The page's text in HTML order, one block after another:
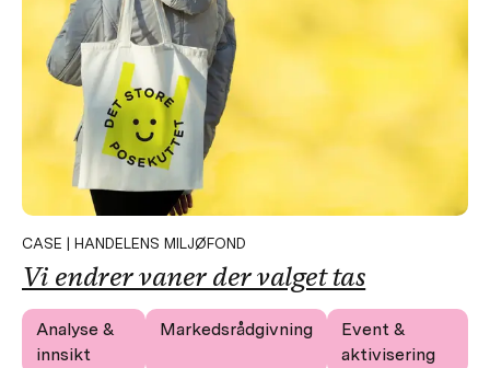
CASE | HANDELENS MILJØFOND
Vi endrer vaner der valget tas
Analyse &
innsikt
Markedsrådgivning
Event &
aktivisering